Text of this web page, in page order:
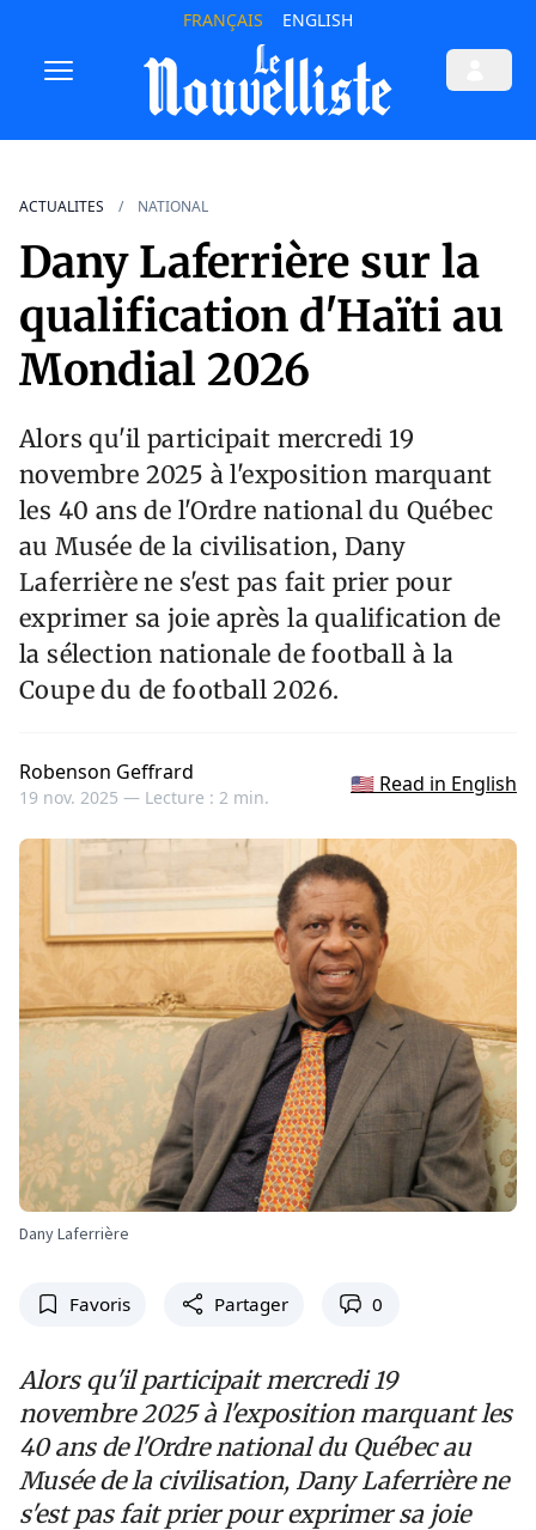
FRANÇAIS ENGLISH
ACTUALITES NATIONAL
Dany Laferrière sur la
qualification d'Haïti au
Mondial 2026
Alors qu'il participait mercredi 19
novembre 2025 à l'exposition marquant
les 40 ans de l'Ordre national du Québec
au Musée de la civilisation, Dany
Laferrière ne s'est pas fait prier pour
exprimer sa joie après la qualification de
la sélection nationale de football à la
Coupe du de football 2026.
Robenson Geffrard
19 nov. 2025 — Lecture : 2 min.
🇺🇸 Read in English
Dany Laferrière
Favoris Partager 0
Alors qu'il participait mercredi 19
novembre 2025 à l'exposition marquant les
40 ans de l'Ordre national du Québec au
Musée de la civilisation, Dany Laferrière ne
s'est pas fait prier pour exprimer sa joie